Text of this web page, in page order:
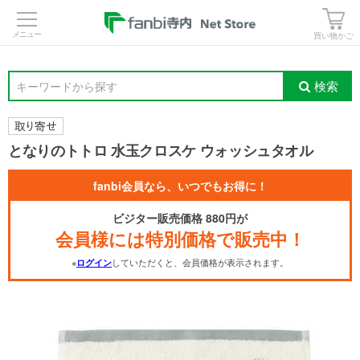
買い物かご
キーワードから探す 検索
となりのトトロ 水玉クロスケ ウォッシュタオル
fanbi会員なら、いつでもお得に！
ビジター販売価格 880円が
会員様には特別価格で販売中！
※ログインしていただくと、会員価格が表示されます。